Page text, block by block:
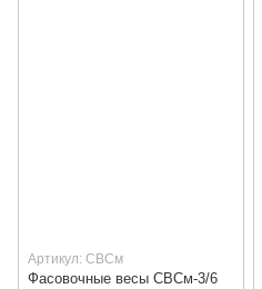
Артикул: СВСм
Фасовочные весы СВСм-3/6